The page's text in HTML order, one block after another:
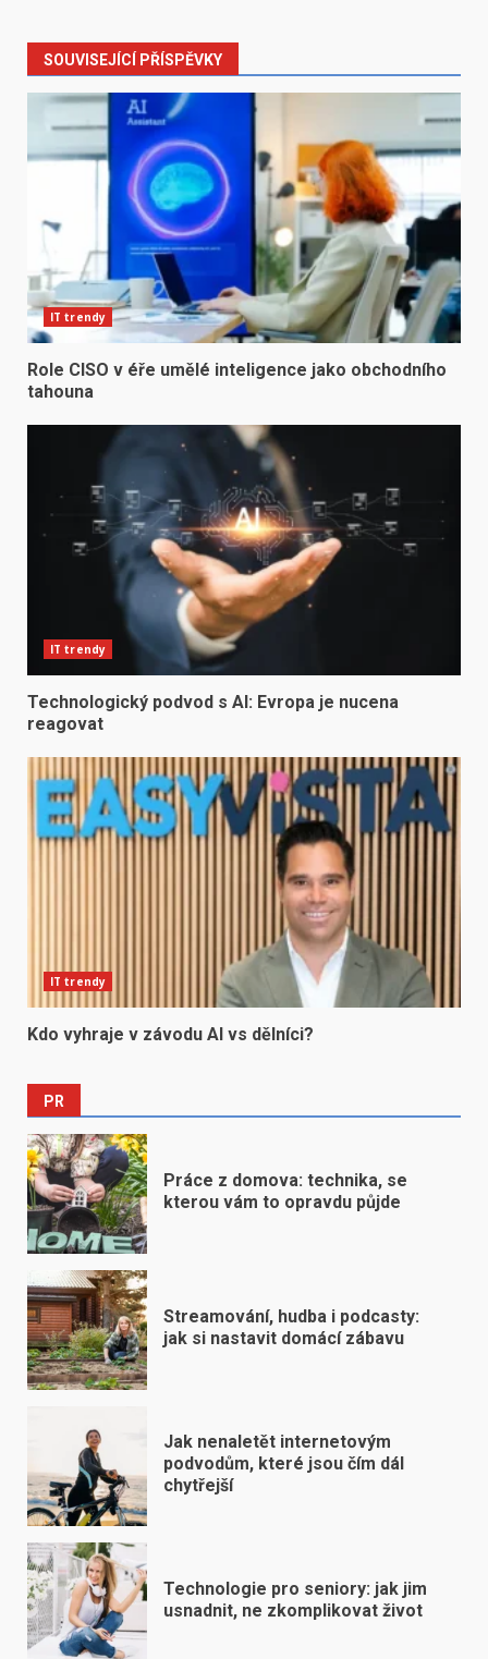
SOUVISEJÍCÍ PŘÍSPĚVKY
IT trendy
Role CISO v éře umělé inteligence jako obchodního
tahouna
IT trendy
Technologický podvod s AI: Evropa je nucena
reagovat
IT trendy
Kdo vyhraje v závodu AI vs dělníci?
PR
Práce z domova: technika, se
kterou vám to opravdu půjde
Streamování, hudba i podcasty:
jak si nastavit domácí zábavu
Jak nenaletět internetovým
podvodům, které jsou čím dál
chytřejší
Technologie pro seniory: jak jim
usnadnit, ne zkomplikovat život